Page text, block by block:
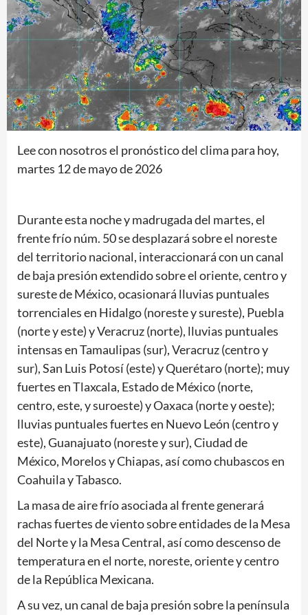
Lee con nosotros el pronóstico del clima para hoy,
martes 12 de mayode 2026
Durante esta noche y madrugada del martes, el
frente frío núm. 50 se desplazará sobre el noreste
del territorio nacional, interaccionará con un canal
de baja presión extendido sobre el oriente, centro y
sureste de México, ocasionará lluvias puntuales
torrenciales en Hidalgo (noreste y sureste), Puebla
(norte y este) y Veracruz (norte), lluvias puntuales
intensas en Tamaulipas (sur), Veracruz (centro y
sur), San Luis Potosí (este) y Querétaro (norte); muy
fuertes en Tlaxcala, Estado de México (norte,
centro, este, y suroeste) y Oaxaca (norte y oeste);
lluvias puntuales fuertes en Nuevo León (centro y
este), Guanajuato (noreste y sur), Ciudad de
México, Morelos y Chiapas, así como chubascos en
Coahuila y Tabasco.
La masa de aire frío asociada al frente generará
rachas fuertes de viento sobre entidades de la Mesa
del Norte y la Mesa Central, así como descenso de
temperatura en el norte, noreste, oriente y centro
de la República Mexicana.
A su vez, un canal de baja presión sobre la península